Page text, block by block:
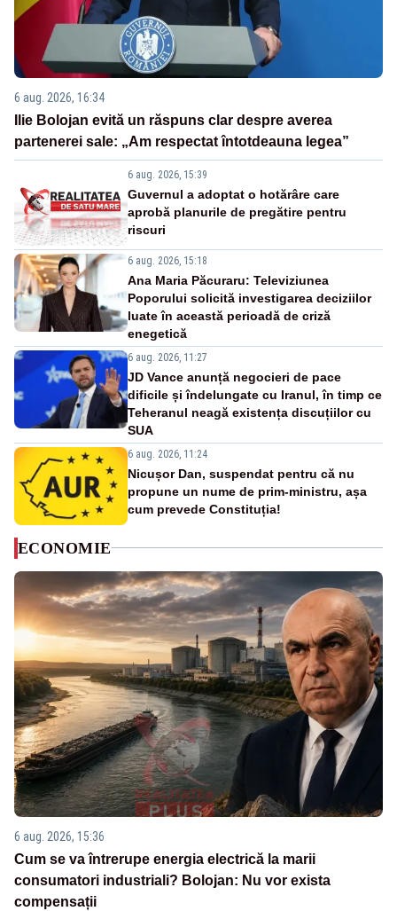
6 aug. 2026, 16:34
Ilie Bolojan evită un răspuns clar despre averea
partenerei sale: „Am respectat întotdeauna legea”
6 aug. 2026, 15:39
Guvernul a adoptat o hotărâre care
aprobă planurile de pregătire pentru
riscuri
6 aug. 2026, 15:18
Ana Maria Păcuraru: Televiziunea
Poporului solicită investigarea deciziilor
luate în această perioadă de criză
enegetică
6 aug. 2026, 11:27
JD Vance anunță negocieri de pace
dificile și îndelungate cu Iranul, în timp ce
Teheranul neagă existența discuțiilor cu
SUA
6 aug. 2026, 11:24
Nicușor Dan, suspendat pentru că nu
propune un nume de prim-ministru, așa
cum prevede Constituția!
ECONOMIE
6 aug. 2026, 15:36
Cum se va întrerupe energia electrică la marii
consumatori industriali? Bolojan: Nu vor exista
compensații